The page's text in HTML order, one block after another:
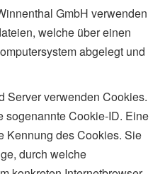
GmbH verwenden
welche über einen
abgelegt und
Server verwenden Cookies.
Cookie-ID. Eine
Kennung des Cookies. Sie
durch welche